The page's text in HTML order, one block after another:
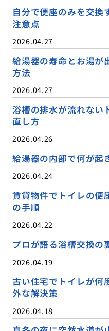
自分で便座のみを交換
注意点
2026.04.27
給湯器の寿命とお湯が
方法
2026.04.27
浴槽の排水が流れない
直し方
2026.04.26
給湯器の内部で何が起
2026.04.24
賃貸物件でトイレの便
の手順
2026.04.22
プロが語る浴槽交換の
2026.04.19
古い住宅でトイレが何
外な解決策
2026.04.18